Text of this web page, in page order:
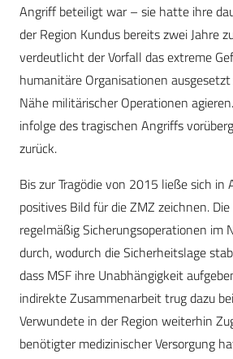
Angriff beteiligt war – sie hatte ihre
der Region Kundus bereits zwei Jahre
verdeutlicht der Vorfall das extreme
humanitäre Organisationen
Nähe militärischer Operationen
infolge des tragischen Angriffs
zurück.
Bis zur Tragödie von 2015 ließe sich in
positives Bild für die ZMZ zeichnen.
regelmäßig Sicherungsoperationen im
durch, wodurch die Sicherheitslage
dass MSF ihre Unabhängigkeit
indirekte Zusammenarbeit trug dazu
Verwundete in der Region weiterhin
benötigter medizinischer Versorgung